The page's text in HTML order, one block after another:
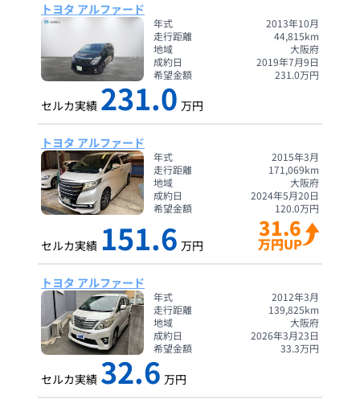
トヨタ アルファード
年式
2013年10月
走行距離
44,815km
地域
大阪府
成約日
2019年7月9日
希望金額
231.0万円
セルカ実績 231.0 万円
トヨタ アルファード
年式
2015年3月
走行距離
171,069km
地域
大阪府
成約日
2024年5月20日
希望金額
120.0万円
セルカ実績 151.6 万円
31.6
万円UP
トヨタ アルファード
年式
2012年3月
走行距離
139,825km
地域
大阪府
成約日
2026年3月23日
希望金額
33.3万円
セルカ実績 32.6 万円